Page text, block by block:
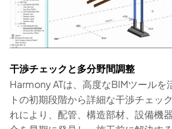
干渉チェックと多分野間調整
Harmony ATは、高度なBIMツールを
トの初期段階から詳細な干渉チェッ
れにより、配管、構造部材、設備機